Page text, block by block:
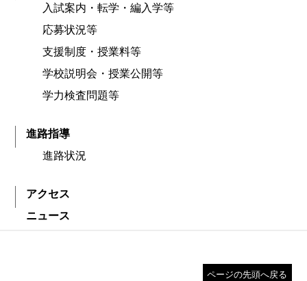
入試案内・転学・編入学等
応募状況等
支援制度・授業料等
学校説明会・授業公開等
学力検査問題等
進路指導
進路状況
アクセス
ニュース
ページの先頭へ戻る